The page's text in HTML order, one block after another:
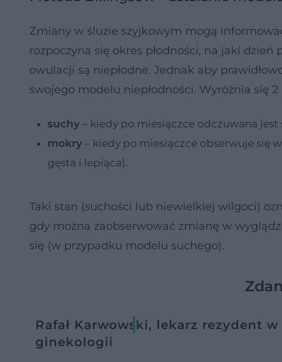
Zmiany w śluzie szyjkowym mogą
rozpoczyna się okres płodności, na jaki
owulacji są niepłodne. Jednak aby
swojego modelu niepłodności. Wyróżnia się
suchy – kiedy po miesiączce odczuwana jest
mokry – kiedy po miesiączce obserwuje się
gęsta i lepiąca).
Taki stan (suchości lub niewielkiej wilgoci)
gdy można zaobserwować zmianę w
się (w przypadku modelu suchego).
Rafał Karwowski, lekarz rezydent
ginekologii